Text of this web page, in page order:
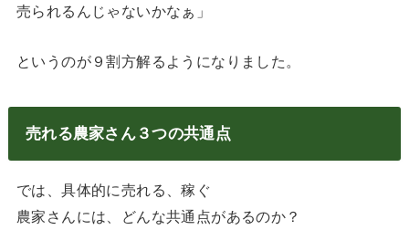
売られるんじゃないかなぁ」
というのが９割方解るようになりました。
売れる農家さん３つの共通点
では、具体的に売れる、稼ぐ
農家さんには、どんな共通点があるのか？